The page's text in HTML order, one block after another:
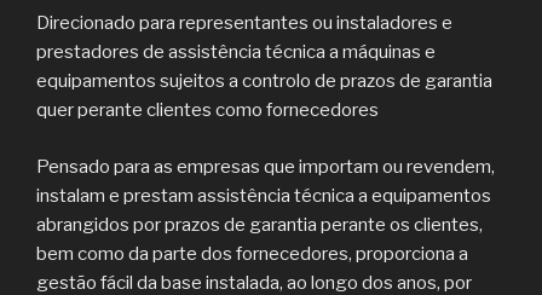
Direcionado para representantes ou instaladores e
prestadores de assistência técnica a máquinas e
equipamentos sujeitos a controlo de prazos de garantia
quer perante clientes como fornecedores
Pensado para as empresas que importam ou revendem,
instalam e prestam assistência técnica a equipamentos
abrangidos por prazos de garantia perante os clientes,
bem como da parte dos fornecedores, proporciona a
gestão fácil da base instalada, ao longo dos anos, por